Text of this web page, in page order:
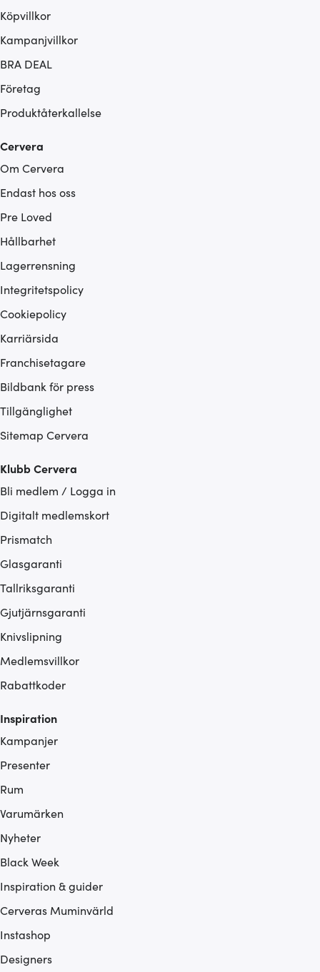
Köpvillkor
Kampanjvillkor
BRA DEAL
Företag
Produktåterkallelse
Cervera
Om Cervera
Endast hos oss
Pre Loved
Hållbarhet
Lagerrensning
Integritetspolicy
Cookiepolicy
Karriärsida
Franchisetagare
Bildbank för press
Tillgänglighet
Sitemap Cervera
Klubb Cervera
Bli medlem / Logga in
Digitalt medlemskort
Prismatch
Glasgaranti
Tallriksgaranti
Gjutjärnsgaranti
Knivslipning
Medlemsvillkor
Rabattkoder
Inspiration
Kampanjer
Presenter
Rum
Varumärken
Nyheter
Black Week
Inspiration & guider
Cerveras Muminvärld
Instashop
Designers